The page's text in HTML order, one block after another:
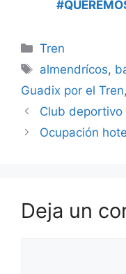
Categorías
Tren
Etiquetas
almendrícos,
Guadix por el Tren,
Club deportivo
Ocupación
Deja un